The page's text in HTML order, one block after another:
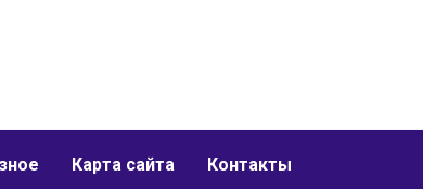
Карта сайта Контакты